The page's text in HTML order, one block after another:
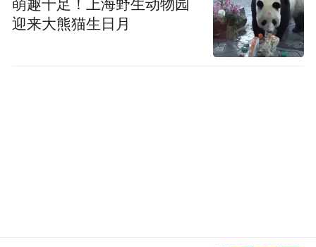
萌趣十足！上海野生动物园
迎来大熊猫生日月